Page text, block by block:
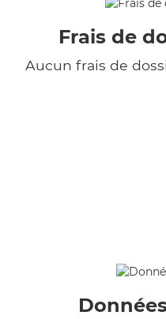
Frais de
Aucun frais de